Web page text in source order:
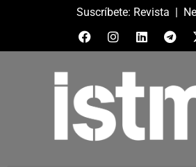
Suscríbete: Revista |